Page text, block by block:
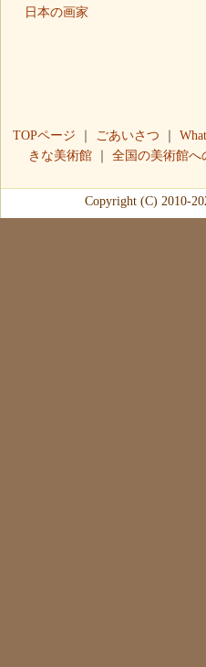
日本の画家
TOPページ ｜ ごあいさつ ｜
きな美術館｜ 全国の美術館へ
Copyright (C) 2010-